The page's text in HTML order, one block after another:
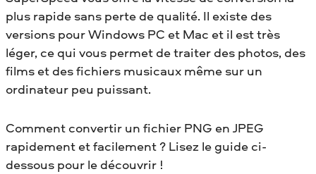
plus rapide sans perte de qualité. Il existe des
versions pour Windows PC et Mac et il est très
léger, ce qui vous permet de traiter des photos, des
films et des fichiers musicaux même sur un
ordinateur peu puissant.
Comment convertir un fichier PNG en JPEG
rapidement et facilement ? Lisez le guide ci-
dessous pour le découvrir !